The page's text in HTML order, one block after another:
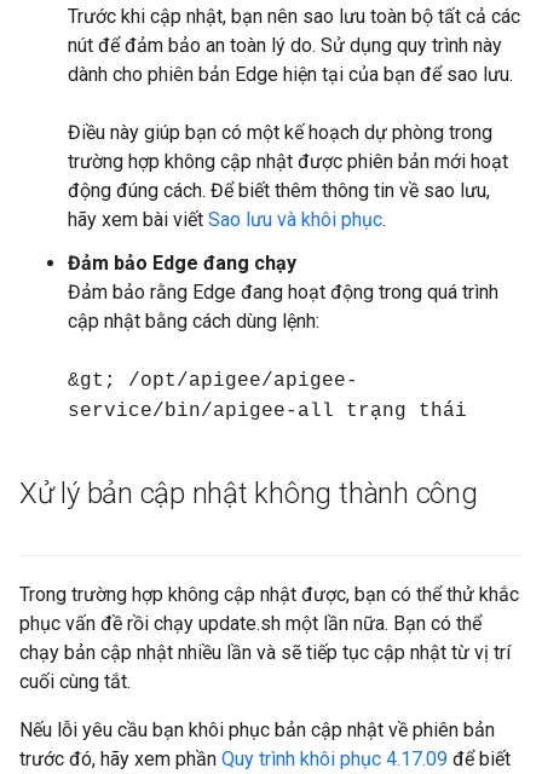
Trước khi cập nhật, bạn nên sao lưu toàn bộ tất cả các
nút để đảm bảo an toàn lý do. Sử dụng quy trình này
dành cho phiên bản Edge hiện tại của bạn để sao lưu.
Điều này giúp bạn có một kế hoạch dự phòng trong
trường hợp không cập nhật được phiên bản mới hoạt
động đúng cách. Để biết thêm thông tin về sao lưu,
hãy xem bài viết Sao lưu và khôi phục.
Đảm bảo Edge đang chạy
Đảm bảo rằng Edge đang hoạt động trong quá trình
cập nhật bằng cách dùng lệnh:
&gt; /opt/apigee/apigee-
service/bin/apigee-all trạng thái
Xử lý bản cập nhật không thành công
Trong trường hợp không cập nhật được, bạn có thể thử khắc
phục vấn đề rồi chạy update.sh một lần nữa. Bạn có thể
chạy bản cập nhật nhiều lần và sẽ tiếp tục cập nhật từ vị trí
cuối cùng tắt.
Nếu lỗi yêu cầu bạn khôi phục bản cập nhật về phiên bản
trước đó, hãy xem phần Quy trình khôi phục 4.17.09 để biết